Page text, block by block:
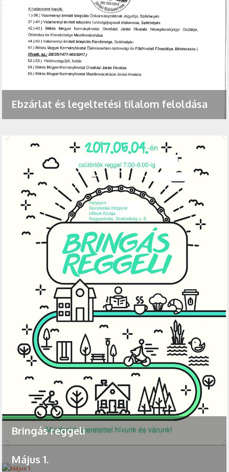
Ebzárlat és legeltetési tilalom feloldása
Bringás reggeli
Május 1.